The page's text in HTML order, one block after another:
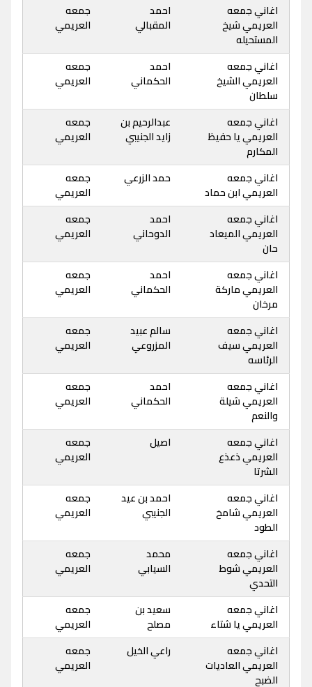
اغاني جمعه
العريمي شيخ
المستحيله
احمد
المقبالي
جمعه
العريمي
اغاني جمعه
العريمي الشيخ
سلطان
احمد
الحكماني
جمعه
العريمي
اغاني جمعه
العريمي يا حفيظ
المكارم
عبدالرحيم بن
زايد الجنيبي
جمعه
العريمي
اغاني جمعه
العريمي ابن حماد
حمد الزرعي
جمعه
العريمي
اغاني جمعه
العريمي الميعاد
حان
احمد
الدوحاني
جمعه
العريمي
اغاني جمعه
العريمي ماركة
مرخان
احمد
الحكماني
جمعه
العريمي
اغاني جمعه
العريمي سيف
الرئاسه
سالم عبيد
المزروعي
جمعه
العريمي
اغاني جمعه
العريمي شيلة
والنعم
احمد
الحكماني
جمعه
العريمي
اغاني جمعه
العريمي ذعذع
الشرتا
اصيل
جمعه
العريمي
اغاني جمعه
العريمي شامخ
الطود
احمد بن عيد
الجنيبي
جمعه
العريمي
اغاني جمعه
العريمي شوط
التحدي
محمد
السيابي
جمعه
العريمي
اغاني جمعه
العريمي يا شتاء
سعيد بن
مصلح
جمعه
العريمي
اغاني جمعه
العريمي العاديات
الضبح
راعي الخيل
جمعه
العريمي